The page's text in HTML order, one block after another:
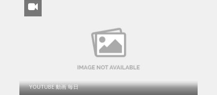
YOUTUBE 動画 毎日